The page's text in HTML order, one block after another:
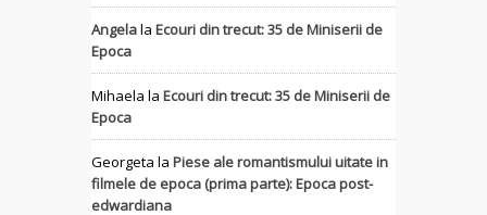
Angelala Ecouri din trecut: 35 de Miniserii de
Epoca
Mihaela la Ecouri din trecut: 35 de Miniserii de
Epoca
Georgeta la Piese ale romantismului uitate in
filmele de epoca (prima parte): Epoca post-
edwardiana